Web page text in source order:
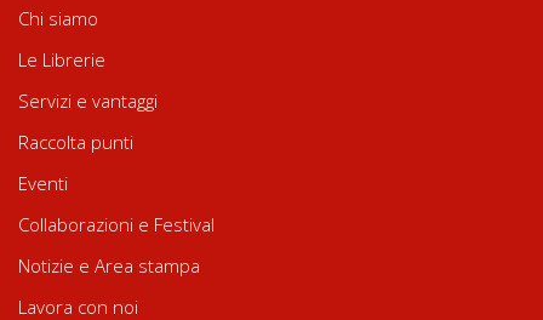
Chi siamo
Le Librerie
Servizi e vantaggi
Raccolta punti
Eventi
Collaborazioni e Festival
Notizie e Area stampa
Lavora con noi